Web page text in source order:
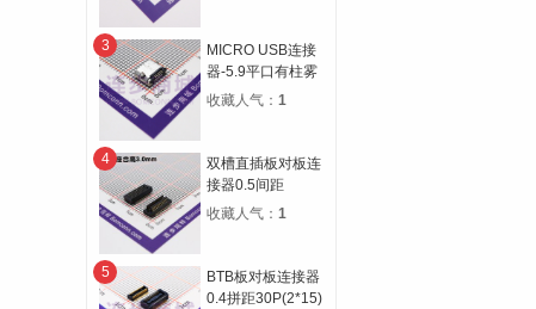
3
MICRO USB连接
器-5.9平口有柱雾
锡
收藏人气： 1
4
双槽直插板对板连
接器0.5间距
30P(2*15) 合高
收藏人气： 1
5
BTB板对板连接器
0.4拼距30P(2*15)